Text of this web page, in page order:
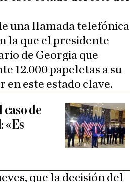
una llamada telefónica
la que el presidente
de Georgia que
12.000 papeletas a su
este estado clave.
de
«Es
que la decisión del